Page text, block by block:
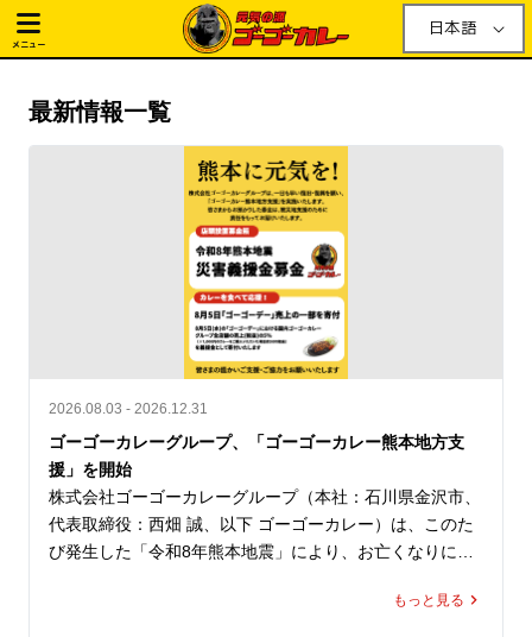
メニュー
日本語
最新情報一覧
2026.08.03 - 2026.12.31
ゴーゴーカレーグループ、「ゴーゴーカレー熊本地方支
援」を開始
株式会社ゴーゴーカレーグループ（本社：石川県金沢市、
代表取締役：西畑 誠、以下 ゴーゴーカレー）は、このた
び発生した「令和8年熊本地震」により、お亡くなりにな
に、被災された皆さま、そのご家族、ご関係者の皆さまに
もっと見る